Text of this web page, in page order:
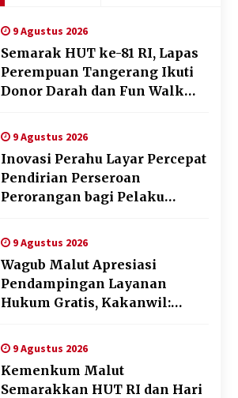
9 Agustus 2026
Semarak HUT ke-81 RI, Lapas
Perempuan Tangerang Ikuti
Donor Darah dan Fun Walk
Pemasyarakatan
9 Agustus 2026
Inovasi Perahu Layar Percepat
Pendirian Perseroan
Perorangan bagi Pelaku
9 Agustus 2026
Wagub Malut Apresiasi
Pendampingan Layanan
Hukum Gratis, Kakanwil:
Kini Rp0
9 Agustus 2026
Kemenkum Malut
Semarakkan HUT RI dan Hari